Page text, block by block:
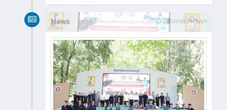
2 สัปดาห์ ที่ผ่านมา
News